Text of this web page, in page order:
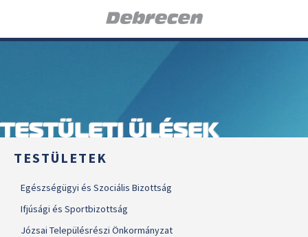
TESTÜLETI ÜLÉSEK
TESTÜLETEK
Egészségügyi és Szociális Bizottság
Ifjúsági és Sportbizottság
Józsai Településrészi Önkormányzat